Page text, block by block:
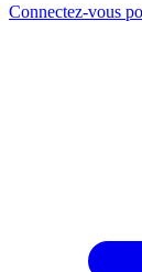
Connectez-vous